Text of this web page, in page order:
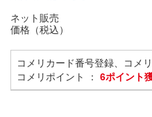
ネット販売
価格（税込）
コメリカード番号登録、コメ
コメリポイント ： 6ポイント